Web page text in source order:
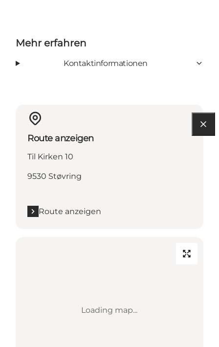
Mehr erfahren
Kontaktinformationen
Route anzeigen
Til Kirken 10
9530 Støvring
Route anzeigen
Loading map...